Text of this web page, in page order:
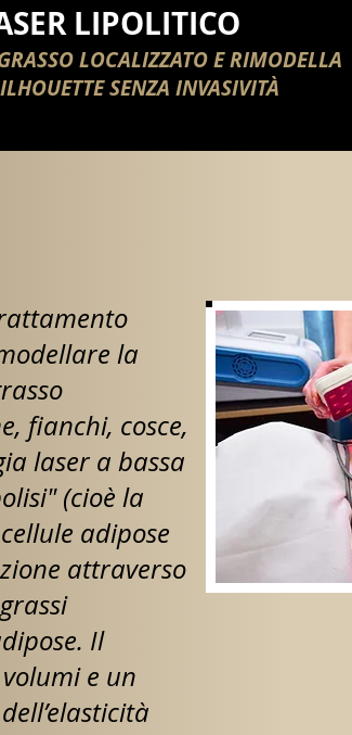
LIPOLITICO
LOCALIZZATO E RIMODELLA
SENZA INVASIVITÀ
la
fianchi, cosce,
laser a bassa
(cioè la
adipose
attraverso
Il
e un